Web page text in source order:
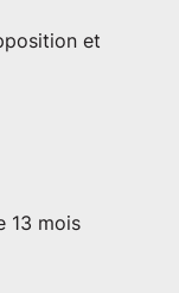
et
13 mois